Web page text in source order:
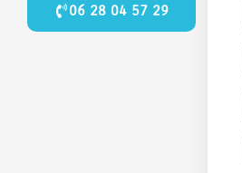
06 28 04 57 29